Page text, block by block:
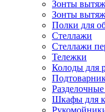
Зонты
Зонты
Полки для
Стеллажи
Стеллажи
Тележки
Колоды для
Шкафы для